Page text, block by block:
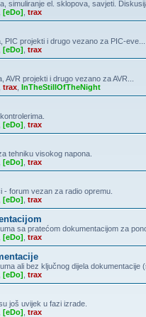
simuliranje el. sklopova, savjeti.
[eDo] trax
projekti i drugo vezano za PIC-eve...
[eDo] trax
projekti i drugo vezano za AVR...
trax InTheStillOfTheNight
[eDo] trax
tehniku visokog napona.
[eDo] trax
- forum vezan za radio opremu.
[eDo] trax
sa pratećom dokumentacijom za
[eDo] trax
ali bez ključnog dijela dokumentacije
[eDo] trax
još uvijek u fazi izrade.
[eDo] trax